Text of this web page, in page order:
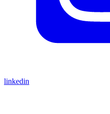
linkedin